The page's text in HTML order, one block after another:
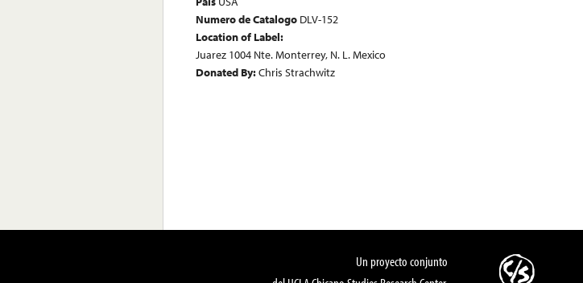
Numero de Catalogo DLV-152
Location of Label:
Juarez 1004 Nte. Monterrey, N. L. Mexico
Donated By:Chris Strachwitz
Un proyecto conjunto